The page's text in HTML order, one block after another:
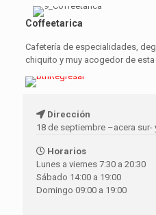
Coffeetarica
Cafetería de especialidades,
chiquito y muy acogedor de
Dirección
18 de septiembre –acera
Horarios
Lunes a viernes 7:30 a 20:30
Sábado 14:00 a 19:00
Domingo 09:00 a 19:00